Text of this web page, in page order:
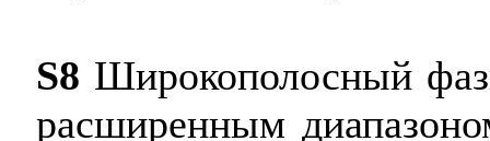
S8 Широкополосный
расширенным